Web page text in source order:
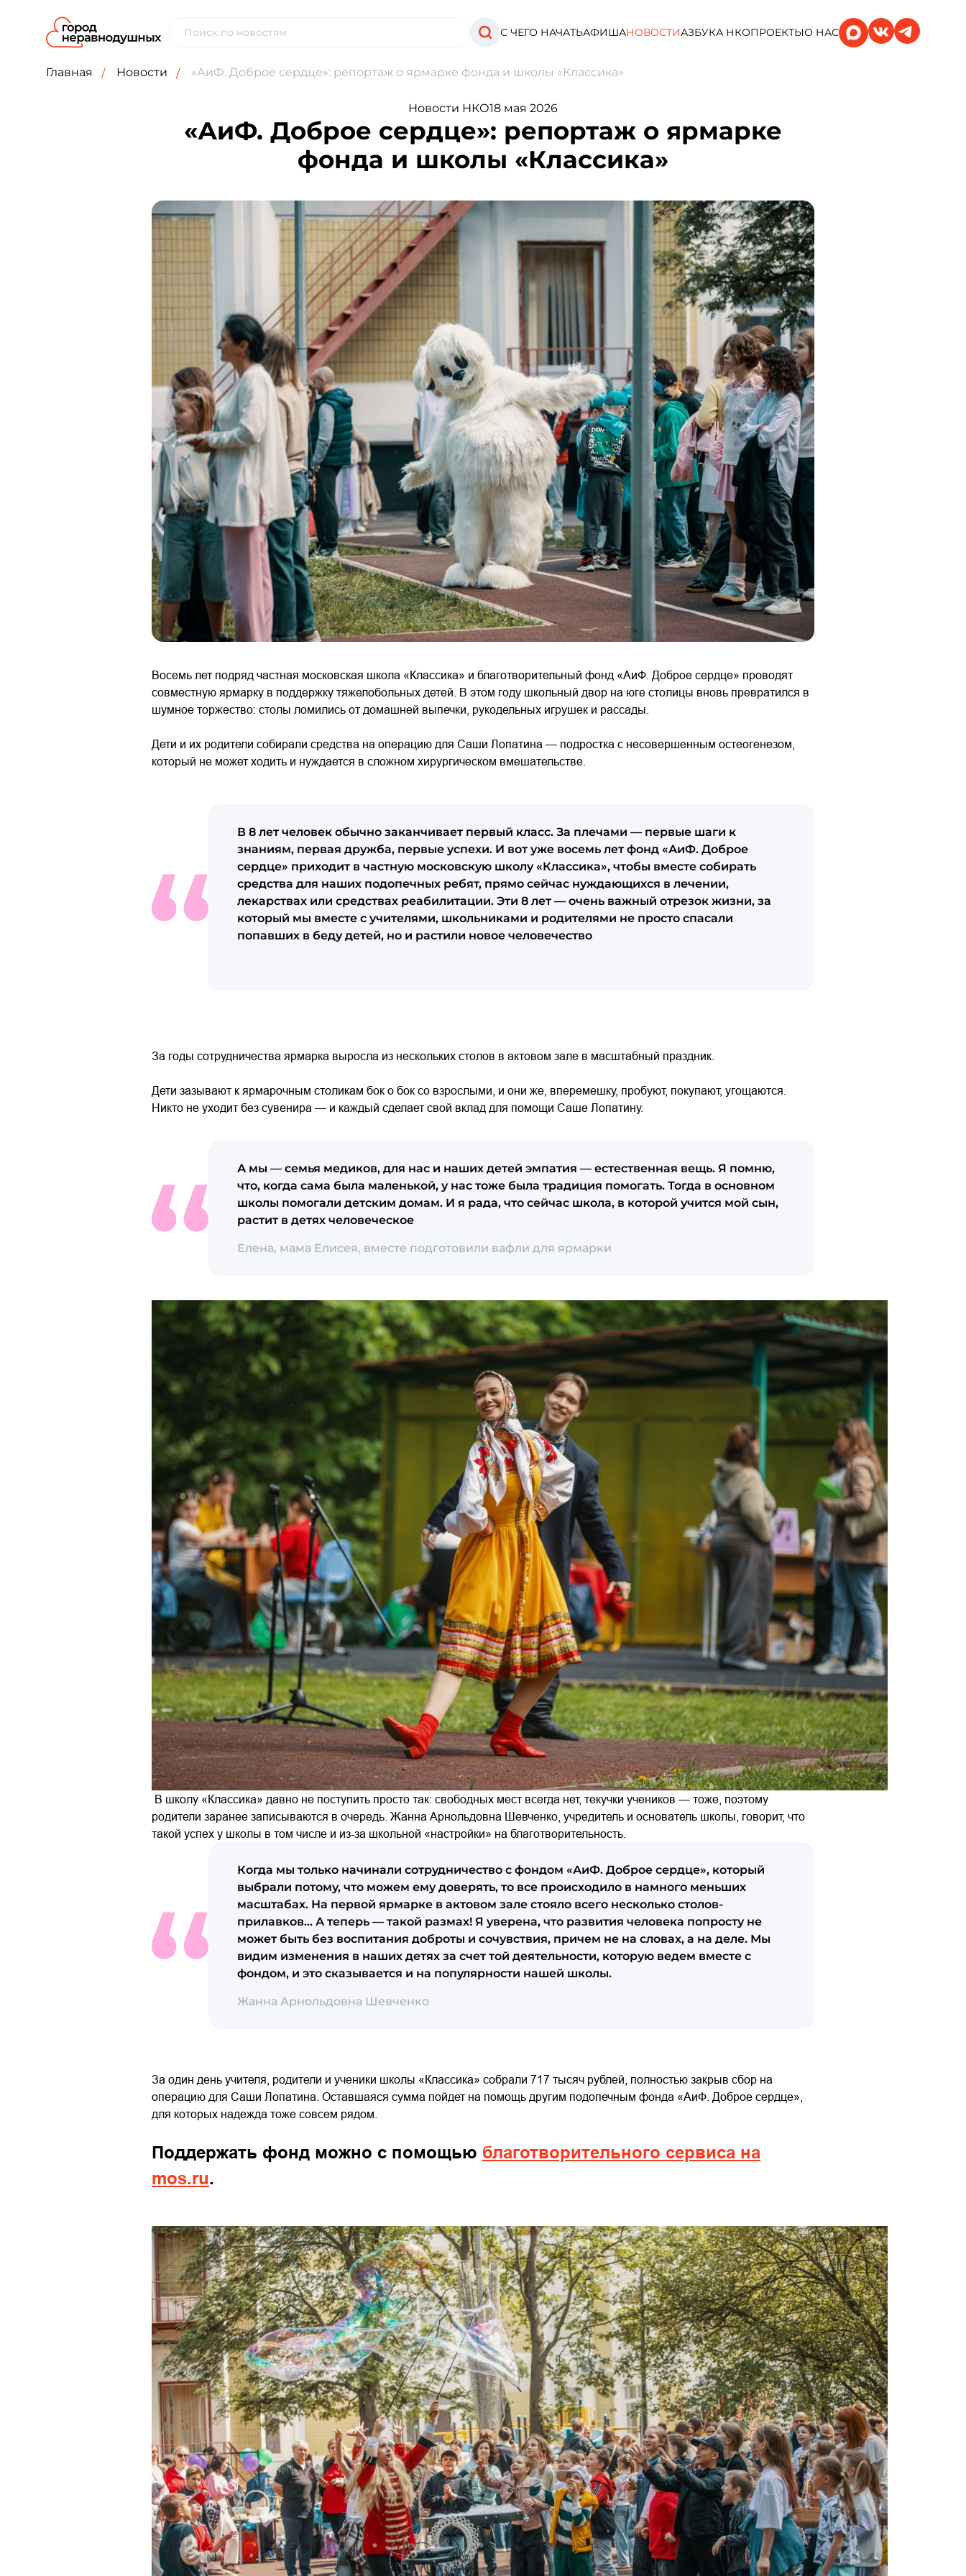
С ЧЕГО НАЧАТЬАФИШАНОВОСТИАЗБУКА НКОПРОЕКТЫО НАС
Главная Новости «АиФ. Доброе сердце»: репортаж о ярмарке фонда и школы «Классика»
Новости НКО18 мая 2026
«АиФ. Доброе сердце»: репортаж о ярмарке
фонда и школы «Классика»
Восемь лет подряд частная московская школа «Классика» и благотворительный фонд «АиФ. Доброе сердце» проводят
совместную ярмарку в поддержку тяжелобольных детей. В этом году школьный двор на юге столицы вновь превратился в
шумное торжество: столы ломились от домашней выпечки, рукодельных игрушек и рассады.
Дети и их родители собирали средства на операцию для Саши Лопатина — подростка с несовершенным остеогенезом,
который не может ходить и нуждается в сложном хирургическом вмешательстве.
В 8 лет человек обычно заканчивает первый класс. За плечами — первые шаги к
знаниям, первая дружба, первые успехи. И вот уже восемь лет фонд «АиФ. Доброе
сердце» приходит в частную московскую школу «Классика», чтобы вместе собирать
средства для наших подопечных ребят, прямо сейчас нуждающихся в лечении,
лекарствах или средствах реабилитации. Эти 8 лет — очень важный отрезок жизни, за
который мы вместе с учителями, школьниками и родителями не просто спасали
попавших в беду детей, но и растили новое человечество
За годы сотрудничества ярмарка выросла из нескольких столов в актовом зале в масштабный праздник.
Дети зазывают к ярмарочным столикам бок о бок со взрослыми, и они же, вперемешку, пробуют, покупают, угощаются.
Никто не уходит без сувенира — и каждый сделает свой вклад для помощи Саше Лопатину.
А мы — семья медиков, для нас и наших детей эмпатия — естественная вещь. Я помню,
что, когда сама была маленькой, у нас тоже была традиция помогать. Тогда в основном
школы помогали детским домам. И я рада, что сейчас школа, в которой учится мой сын,
растит в детях человеческое
Елена, мама Елисея, вместе подготовили вафли для ярмарки
В школу «Классика» давно не поступить просто так: свободных мест всегда нет, текучки учеников — тоже, поэтому
родители заранее записываются в очередь. Жанна Арнольдовна Шевченко, учредитель и основатель школы, говорит, что
такой успех у школы в том числе и из-за школьной «настройки» на благотворительность.
Когда мы только начинали сотрудничество с фондом «АиФ. Доброе сердце», который
выбрали потому, что можем ему доверять, то все происходило в намного меньших
масштабах. На первой ярмарке в актовом зале стояло всего несколько столов-
прилавков… А теперь — такой размах! Я уверена, что развития человека попросту не
может быть без воспитания доброты и сочувствия, причем не на словах, а на деле. Мы
видим изменения в наших детях за счет той деятельности, которую ведем вместе с
фондом, и это сказывается и на популярности нашей школы.
Жанна Арнольдовна Шевченко
За один день учителя, родители и ученики школы «Классика» собрали 717 тысяч рублей, полностью закрыв сбор на
операцию для Саши Лопатина. Оставшаяся сумма пойдет на помощь другим подопечным фонда «АиФ. Доброе сердце»,
для которых надежда тоже совсем рядом.
Поддержать фонд можно с помощью благотворительного сервиса на
mos.ru.